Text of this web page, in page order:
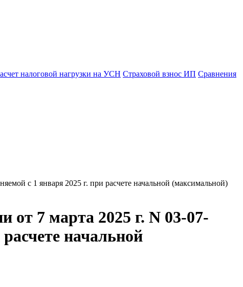
налоговой нагрузки на УСН Страховой взнос ИП Сравнения
с 1 января 2025 г. при расчете начальной (максимальной)
7 марта 2025 г. N 03-07-
начальной